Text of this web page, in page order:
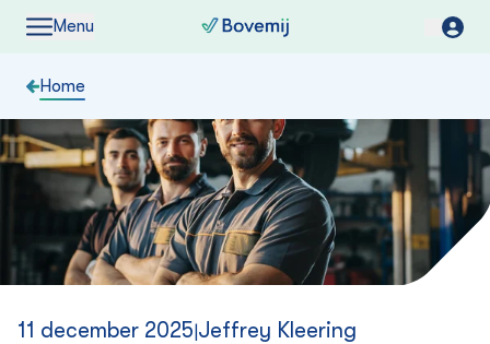
Menu
Home
11 december 2025|Jeffrey Kleering